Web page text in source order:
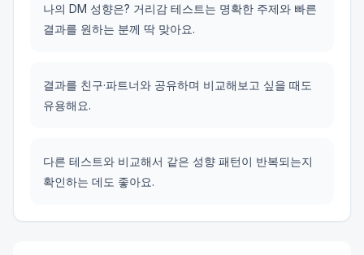
나의 DM 성향은? 거리감 테스트는 명확한 주제와 빠른
결과를 원하는 분께 딱 맞아요.
결과를 친구·파트너와 공유하며 비교해보고 싶을 때도
유용해요.
다른 테스트와 비교해서 같은 성향 패턴이 반복되는지
확인하는 데도 좋아요.